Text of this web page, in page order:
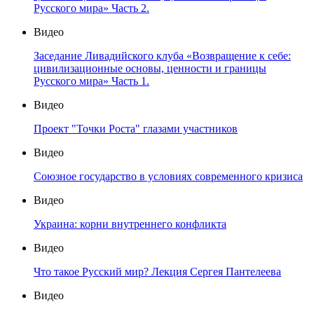
Русского мира» Часть 2.
Видео
Заседание Ливадийского клуба «Возвращение к себе:
цивилизационные основы, ценности и границы
Русского мира» Часть 1.
Видео
Проект "Точки Роста" глазами участников
Видео
Союзное государство в условиях современного кризиса
Видео
Украина: корни внутреннего конфликта
Видео
Что такое Русский мир? Лекция Сергея Пантелеева
Видео